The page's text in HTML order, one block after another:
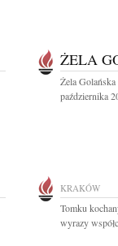
ŻELA
Żela Golańska
października
KRAKÓW
Tomku
wyrazy